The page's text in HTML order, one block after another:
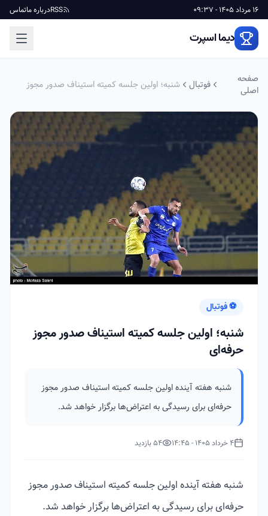
16 مرداد 1405 - 09:37 RSSدرباره ماتماس
دیما اسپرت
صفحه
اصلی
فوتبال
شنبه؛ اولین جلسه کمیته استیناف صدور مجوز
⚽ فوتبال
شنبه؛ اولین جلسه کمیته استیناف صدور مجوز
حرفه‌ای
شنبه هفته آینده اولین جلسه کمیته استیناف صدور مجوز
حرفه‌ای برای رسیدگی به اعتراض‌ها برگزار خواهد شد.
4 خرداد 1405 - 14:45 54 بازدید
شنبه هفته آینده اولین جلسه کمیته استیناف صدور مجوز
حرفه‌ای برای رسیدگی به اعتراض‌ها برگزار خواهد شد.